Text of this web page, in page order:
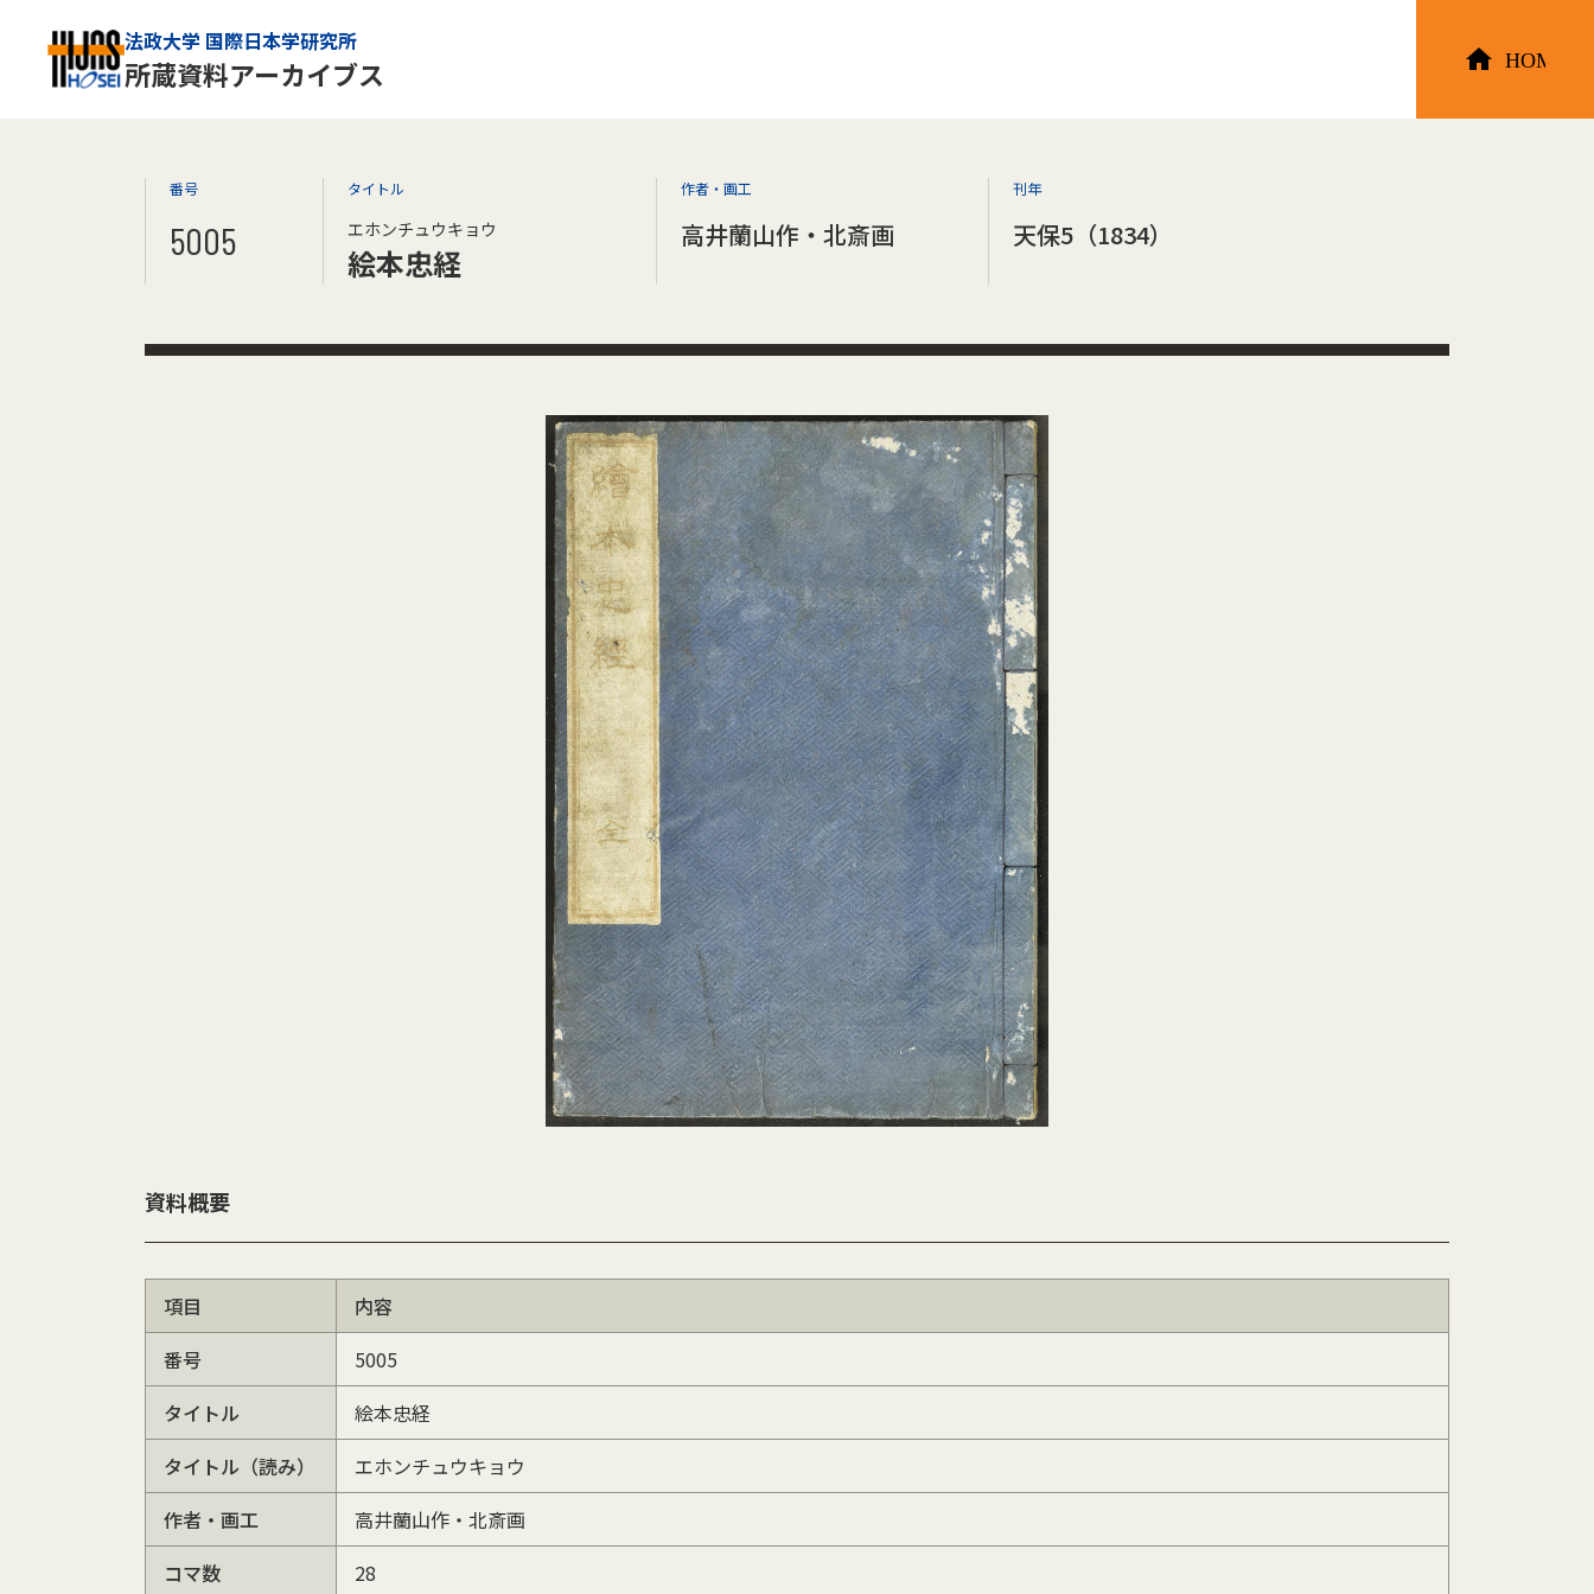
法政大学 国際日本学研究所
所蔵資料アーカイブス
番号
5005
タイトル
エホンチュウキョウ
絵本忠経
作者・画工
高井蘭山作・北斎画
刊年
天保5（1834）
資料概要
項目
内容
番号
5005
タイトル
絵本忠経
タイトル（読み）
エホンチュウキョウ
作者・画工
高井蘭山作・北斎画
コマ数
28